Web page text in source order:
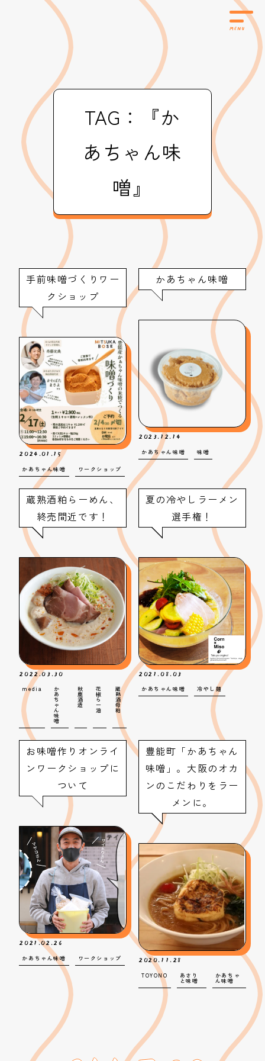
TAG：『か
あちゃん味
噌』
手前味噌づくりワー
クショップ
2024.01.15
かあちゃん味噌 ワークショップ
かあちゃん味噌
2023.12.14
かあちゃん味噌 味噌
蔵熟酒粕らーめん、
終売間近です！
2022.03.30
media か
あ
ち
ゃ
ん
味
噌
秋
鹿
酒
造
花
椒
ら
ー
油
蔵
熟
酒
母
粕
夏の冷やしラーメン
選手権！
2021.08.03
かあちゃん味噌 冷やし麺
お味噌作りオンライ
ンワークショップに
ついて
2021.02.26
かあちゃん味噌 ワークショップ
豊能町「かあちゃん
味噌」。大阪のオカ
ンのこだわりをラー
メンに。
2020.11.28
TOYONO あさり
と味噌
かあちゃ
ん味噌